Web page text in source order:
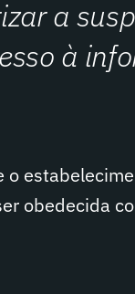
a
à
obedecida